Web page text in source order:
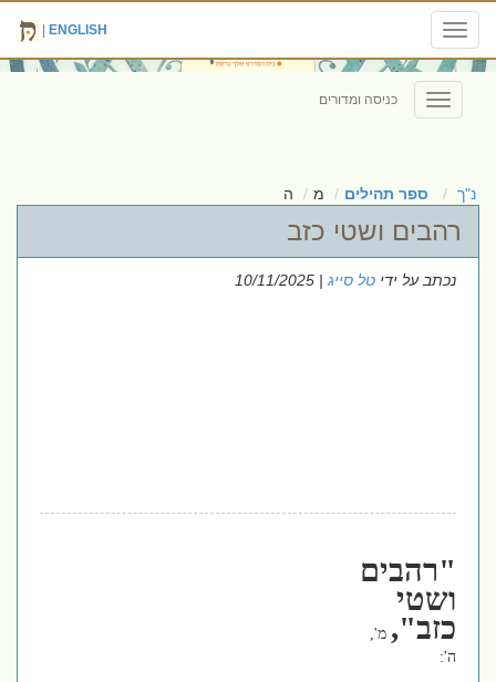
Toggle
navigation
ENGLISH
Toggle
navigation
כניסה ומדורים
נ"ך ספר תהילים מ ה
רהבים ושטי כזב
נכתב על ידי טל סייג | 10/11/2025
"רהבים
ושטי
כזב", מ',
ה':